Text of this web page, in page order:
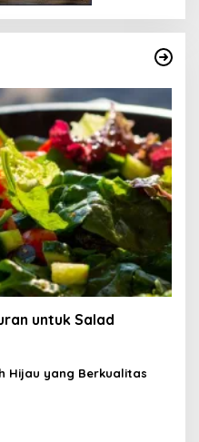
untuk Salad
Hijau yang Berkualitas